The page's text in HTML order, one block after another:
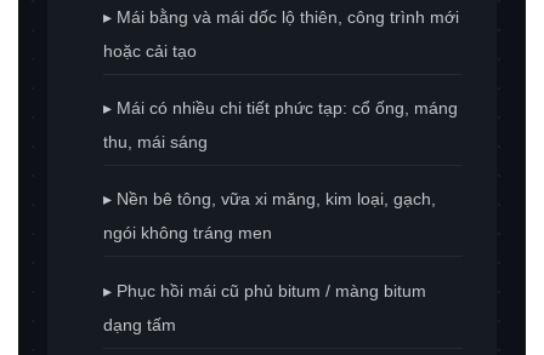
▸ Mái bằng và mái dốc lộ thiên, công trình mới
hoặc cải tạo
▸ Mái có nhiều chi tiết phức tạp: cổ ống, máng
thu, mái sáng
▸ Nền bê tông, vữa xi măng, kim loại, gạch,
ngói không tráng men
▸ Phục hồi mái cũ phủ bitum / màng bitum
dạng tấm